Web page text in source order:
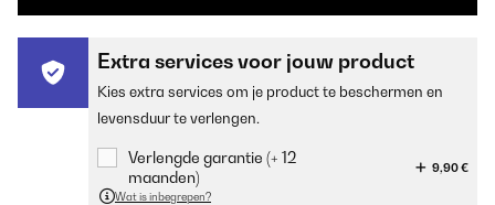
Extra services voor jouw product
Kies extra services om je product te beschermen en
levensduur te verlengen.
Verlengde garantie (+ 12
maanden)
9,90 €
Wat is inbegrepen?